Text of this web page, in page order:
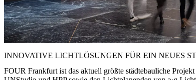
INNOVATIVE LICHTLÖSUNGEN FÜR EIN NEUES
FOUR Frankfurt ist das aktuell größte städtebauliche